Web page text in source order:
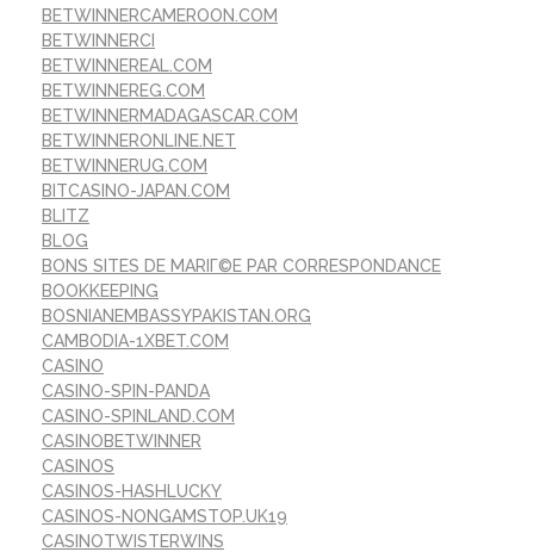
BETWINNERCAMEROON.COM
BETWINNERCI
BETWINNEREAL.COM
BETWINNEREG.COM
BETWINNERMADAGASCAR.COM
BETWINNERONLINE.NET
BETWINNERUG.COM
BITCASINO-JAPAN.COM
BLITZ
BLOG
BONS SITES DE MARIГ©E PAR CORRESPONDANCE
BOOKKEEPING
BOSNIANEMBASSYPAKISTAN.ORG
CAMBODIA-1XBET.COM
CASINO
CASINO-SPIN-PANDA
CASINO-SPINLAND.COM
CASINOBETWINNER
CASINOS
CASINOS-HASHLUCKY
CASINOS-NONGAMSTOP.UK19
CASINOTWISTERWINS